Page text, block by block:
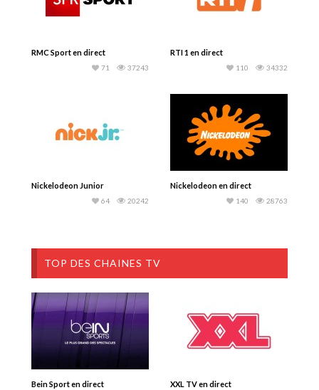
RMC Sport en direct
37243
71
RTI 1 en direct
34332
110
Nickelodeon Junior
20242
64
Nickelodeon en direct
28763
140
TOP DES CHAINES TV
Bein Sport en direct XXL TV en direct